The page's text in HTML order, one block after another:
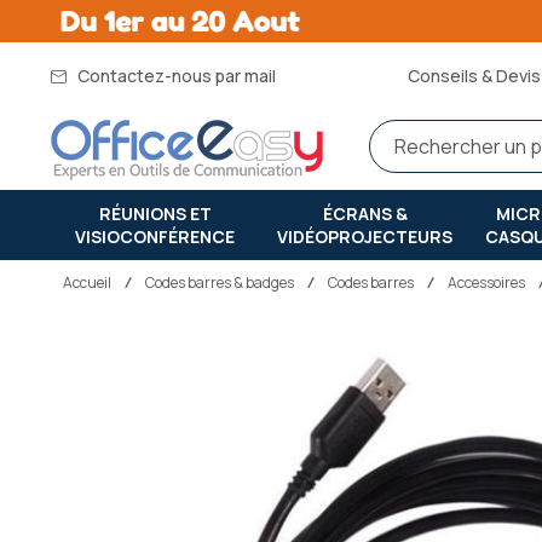
Contactez-nous par mail Conseils &
RÉUNIONS ET
VISIOCONFÉRENCE
ÉCRANS &
VIDÉOPROJECTEURS
Accueil codes barres & badges Codes barres Accessoires